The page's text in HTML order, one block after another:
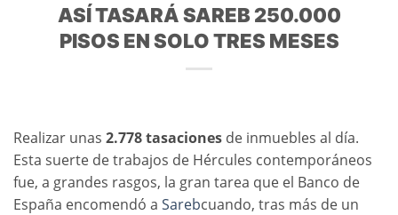
ASÍ TASARÁ SAREB 250.000
PISOS EN SOLO TRES MESES
Realizar unas 2.778 tasaciones de inmuebles al día.
Esta suerte de trabajos de Hércules contemporáneos
fue, a grandes rasgos, la gran tarea que el Banco de
España encomendó a Sarebcuando, tras más de un